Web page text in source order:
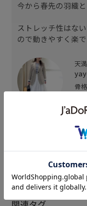
今から春先の羽織
ストレッチ性はな
ので動きやすく楽で
天
骨
普
着
カ